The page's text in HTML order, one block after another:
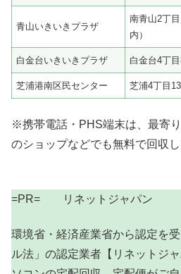
青山いきいきプラザ
南青山2丁
内）
白金台いきいきプラザ 白金台4丁
芝浦港南区民センター 芝浦4丁目
※携帯電話・PHS端末は、最寄
のショップなどでも無料で回収し
=PR= リネットジャパン
環境省・経済産業省から認定を
ル法」の認定業者【リネットジ